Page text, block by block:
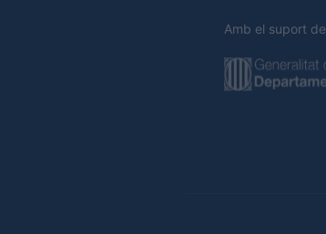
Amb el suport de